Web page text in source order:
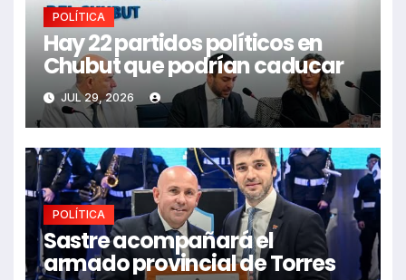
POLÍTICA
Hay 22 partidos políticos en
Chubut que podrían caducar
JUL 29, 2026
POLÍTICA
Sastre acompañará el
armado provincial de Torres